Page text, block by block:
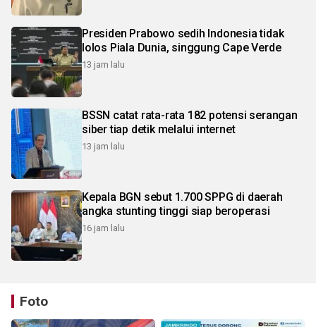
Presiden Prabowo sedih Indonesia tidak
lolos Piala Dunia, singgung Cape Verde
13 jam lalu
BSSN catat rata-rata 182 potensi serangan
siber tiap detik melalui internet
13 jam lalu
Kepala BGN sebut 1.700 SPPG di daerah
angka stunting tinggi siap beroperasi
16 jam lalu
Foto